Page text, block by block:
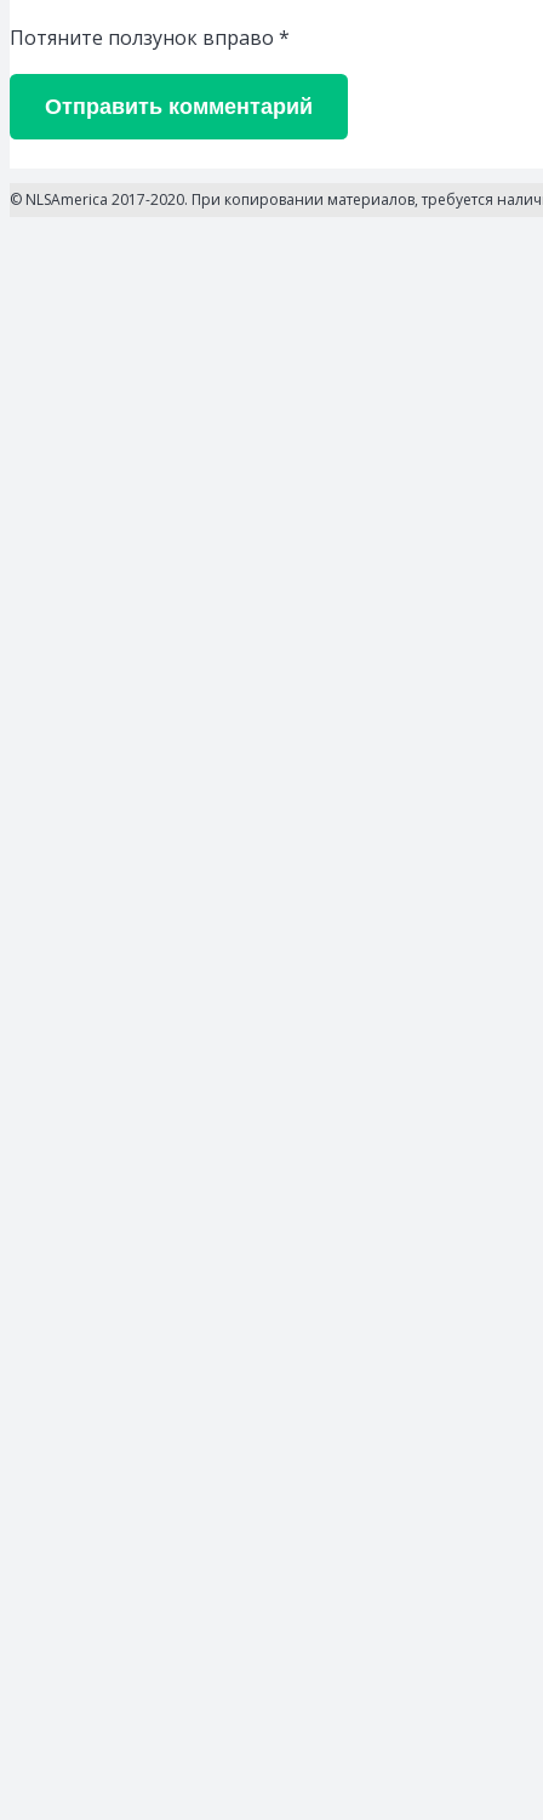
Потяните ползунок вправо *
Отправить комментарий
© NLSAmerica 2017-2020. При копировании материалов, требуется